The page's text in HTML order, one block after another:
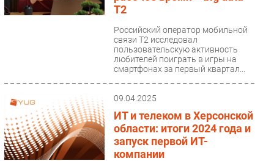
T2
Российский оператор мобильной
связи T2 исследовал
пользовательскую активность
любителей поиграть в игры на
смартфонах за первый квартал...
09.04.2025
ИТ и телеком в Херсонской
области: итоги 2024 года и
запуск первой ИТ-
компании